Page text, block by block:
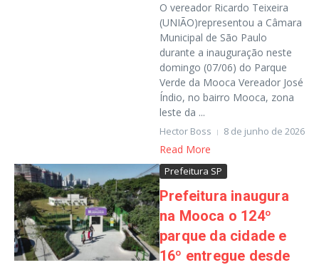
O vereador Ricardo Teixeira
(UNIÃO)representou a Câmara
Municipal de São Paulo
durante a inauguração neste
domingo (07/06) do Parque
Verde da Mooca Vereador José
Índio, no bairro Mooca, zona
leste da ...
Hector Boss 8 de junho de 2026
Read More
Prefeitura SP
Prefeitura inaugura
na Mooca o 124º
parque da cidade e
16º entregue desde